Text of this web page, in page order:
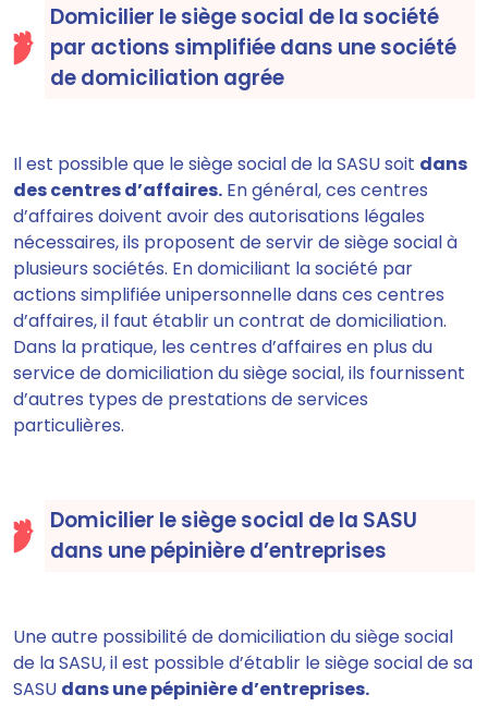
Domicilier le siège social de la société
par actions simplifiée dans une société
de domiciliation agrée
Il est possible que le siège social de la SASU soit dans
des centres d’affaires. En général, ces centres
d’affaires doivent avoir des autorisations légales
nécessaires,ils proposent de servir de siège social à
plusieurs sociétés. En domiciliant la société par
actions simplifiée unipersonnelle dans ces centres
d’affaires,il faut établir un contrat de domiciliation.
Dans la pratique, les centres d’affaires en plus du
service de domiciliation du siège social, ils fournissent
d’autres types de prestations de services
particulières.
Domicilier le siège social de la SASU
dans une pépinière d’entreprises
Une autre possibilité de domiciliation du siège social
de la SASU, il est possible d’établir le siège social de sa
SASU dans une pépinière d’entreprises.